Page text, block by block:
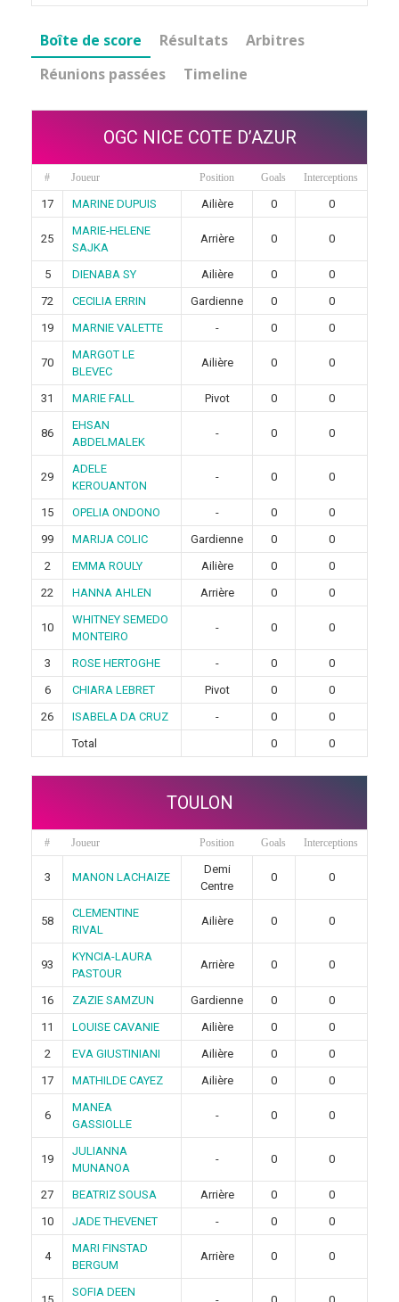
Boîte de score Résultats
Arbitres
Réunions passées
Timeline
OGC NICE COTE D’AZUR
# Joueur Position Goals Interceptions
17 MARINE DUPUIS Ailière 0 0
25
MARIE-HELENE
SAJKA
Arrière 0 0
5 DIENABA SY Ailière 0
0
72
CECILIA ERRIN Gardienne 0
0
19
MARNIE VALETTE - 0 0
70
MARGOT LE
BLEVEC
Ailière 0 0
31 MARIE FALL Pivot 0 0
86
EHSAN
ABDELMALEK
- 0 0
29
ADELE
KEROUANTON
- 0 0
15 OPELIA ONDONO - 0
0
99
MARIJA COLIC Gardienne 0
0
2
EMMA ROULY Ailière 0
0
22
HANNA AHLEN Arrière 0 0
10
WHITNEY SEMEDO
MONTEIRO
- 0 0
3 ROSE HERTOGHE - 0
0
6
CHIARA LEBRET Pivot 0
0
26
ISABELA DA CRUZ - 0
0
Total
0 0
TOULON
# Joueur Position Goals Interceptions
3 MANON LACHAIZE
Demi
Centre
0 0
58
CLEMENTINE
RIVAL
Ailière 0 0
93
KYNCIA-LAURA
PASTOUR
Arrière 0 0
16 ZAZIE SAMZUN Gardienne 0
0
11
LOUISE CAVANIE Ailière 0
0
2
EVA GIUSTINIANI Ailière 0
0
17
MATHILDE CAYEZ Ailière 0 0
6
MANEA
GASSIOLLE
- 0 0
19
JULIANNA
MUNANOA
- 0 0
27 BEATRIZ SOUSA Arrière 0
0
10
JADE THEVENET - 0 0
4
MARI FINSTAD
BERGUM
Arrière 0 0
SOFIA DEEN